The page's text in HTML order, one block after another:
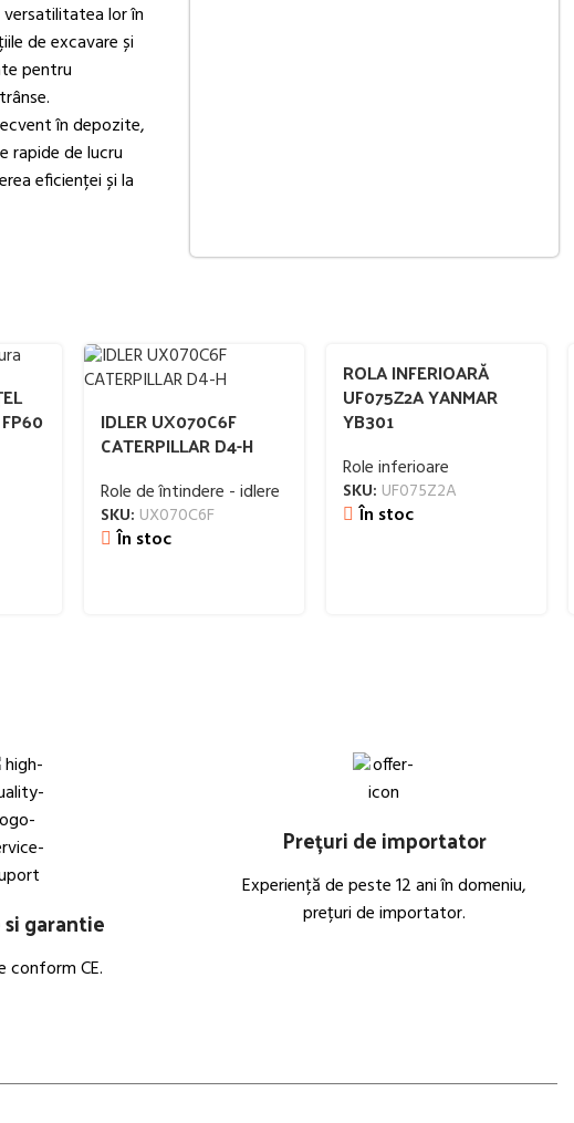
lor în
de excavare și
pentru
în depozite,
rapide de lucru
eficienței și la
IDLER UX070C6F
CATERPILLAR D4-H
Role de întindere - idlere
SKU: UX070C6F
În stoc
ROLA INFERIOARĂ
UF075Z2A YANMAR
YB301
Role inferioare
SKU: UF075Z2A
În stoc
garantie
conform CE.
Prețuri de importator
Experiență de peste 12 ani în domeniu,
prețuri de importator.